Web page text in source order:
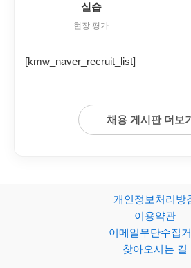
실습
현장 평가
[kmw_naver_recruit_list]
채용 게시판 더보
개인정보처리방
이용약관
이메일무단수집
찾아오시는 길